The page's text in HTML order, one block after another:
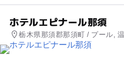
ホテルエピナール那須
栃木県那須郡那須町 / プール,